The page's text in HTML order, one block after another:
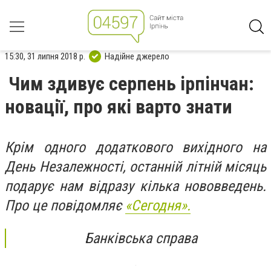
15:30, 31 липня 2018 р. Надійне джерело
Чим здивує серпень ірпінчан:
новації, про які варто знати
Крім одного додаткового вихідного на
День Незалежності, останній літній місяць
подарує нам відразу кілька нововведень.
Про це повідомляє «Сегодня».
Банківська справа